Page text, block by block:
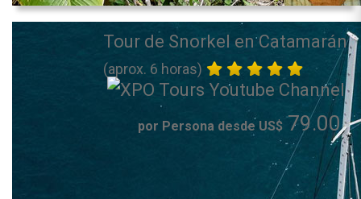
Tour de Snorkel en Catamarán
(aprox. 6 horas)
por Persona desde US$ 79.00